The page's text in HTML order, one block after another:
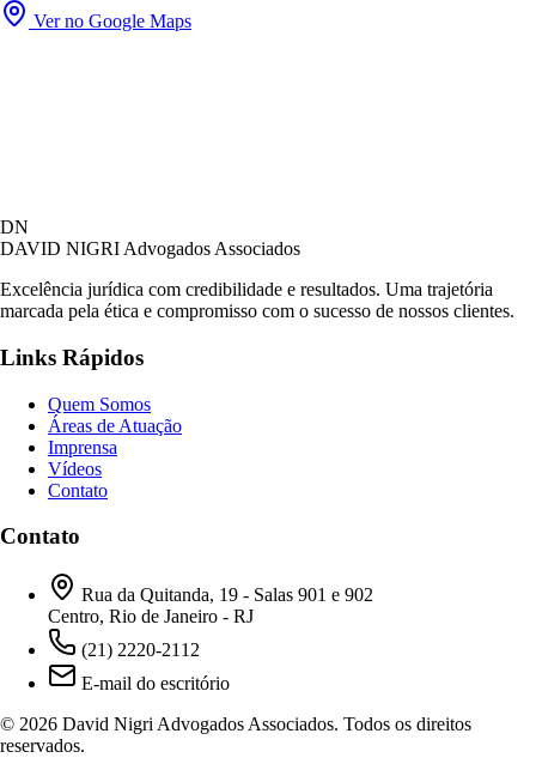
Ver no Google Maps
DN
DAVID NIGRI Advogados Associados
Excelência jurídica com credibilidade e resultados. Uma trajetória
marcada pela ética e compromisso com o sucesso de nossos clientes.
Links Rápidos
Quem Somos
Áreas de Atuação
Imprensa
Vídeos
Contato
Contato
Rua da Quitanda, 19 - Salas 901 e 902
Centro, Rio de Janeiro - RJ
(21) 2220-2112
E-mail do escritório
© 2026 David Nigri Advogados Associados. Todos os direitos
reservados.